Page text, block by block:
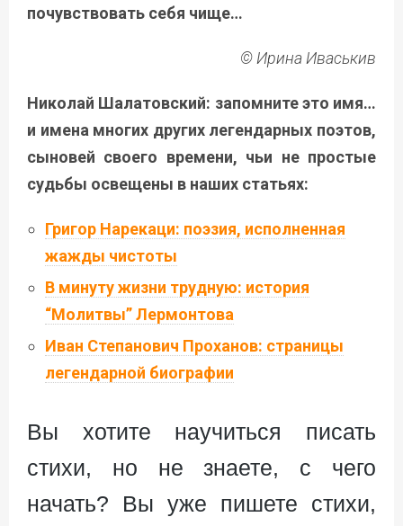
почувствовать себя чище…
© Ирина Иваськив
Николай Шалатовский: запомните это имя…
и имена многих других легендарных поэтов,
сыновей своего времени, чьи не простые
судьбы освещены в наших статьях:
Григор Нарекаци: поэзия, исполненная
жажды чистоты
В минуту жизни трудную: история
“Молитвы” Лермонтова
Иван Степанович Проханов: страницы
легендарной биографии
Вы хотите научиться писать
стихи, но не знаете, с чего
начать? Вы уже пишете стихи,